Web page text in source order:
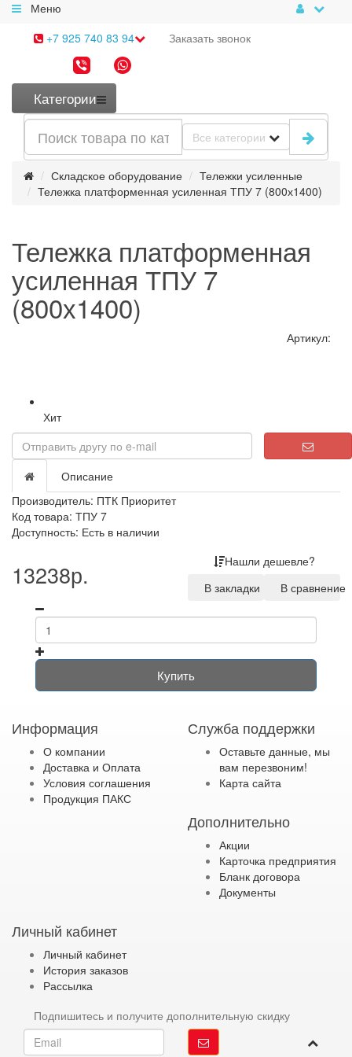
Меню
+7 925 740 83 94
Заказать звонок
Категории
Все категории
Складское оборудование
Тележки усиленные
Тележка платформенная усиленная ТПУ 7 (800х1400)
Тележка платформенная
усиленная ТПУ 7
(800х1400)
Артикул:
Хит
Описание
Производитель: ПТК Приоритет
Код товара: ТПУ 7
Доступность: Есть в наличии
13238р.
Нашли дешевле?
В закладки
В сравнение
Купить
Информация
О компании
Доставка и Оплата
Условия соглашения
Продукция ПАКС
Служба поддержки
Оставьте данные, мы
вам перезвоним!
Карта сайта
Дополнительно
Акции
Карточка предприятия
Бланк договора
Документы
Личный кабинет
Личный кабинет
История заказов
Рассылка
Подпишитесь и получите дополнительную скидку